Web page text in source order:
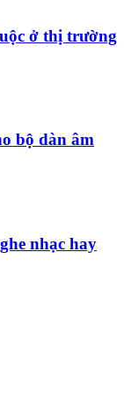
ở thị trường
bộ dàn âm
nhạc hay